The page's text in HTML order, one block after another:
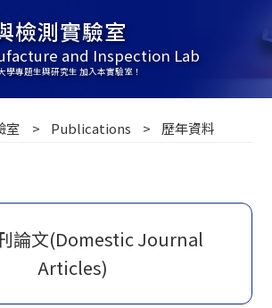
檢測實驗室
and Inspection Lab
學專題生與研究生 加入本實驗室！
室 Publications 歷年資料
論文(Domestic Journal
Articles)